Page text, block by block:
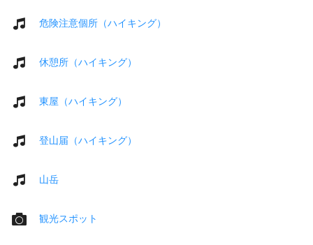
危険注意個所（ハイキング）
休憩所（ハイキング）
東屋（ハイキング）
登山届（ハイキング）
山岳
観光スポット